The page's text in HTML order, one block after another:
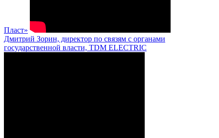
Пласт»
Дмитрий Зорин, директор по связям с органами
государственной власти, TDM ELECTRIC